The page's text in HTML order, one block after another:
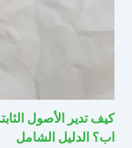
اب؟ الدليل الشامل